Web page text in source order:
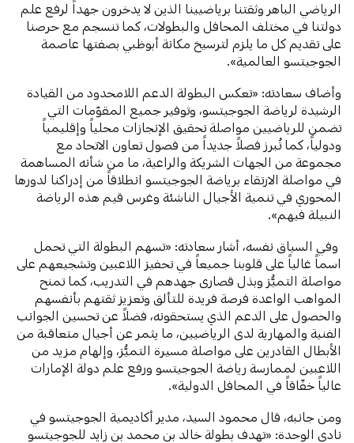
الرياضي الباهر وثقتنا برياضيينا الذين لا يدخرون جهداً لرفع علم
دولتنا في مختلف المحافل والبطولات، كما تنسجم مع حرصنا
على تقديم كل ما يلزم لترسيخ مكانة أبوظبي بصفتها عاصمة
الجوجيتسو العالمية».
وأضاف سعادته: «تعكس البطولة الدعم اللامحدود من القيادة
الرشيدة لرياضة الجوجيتسو، وتوفير جميع المقوّمات التي
تضمن للرياضيين مواصلة تحقيق الإنجازات محلياً وإقليمياً
ودولياً، كما تُبرز فصلاً جديداً من فصول تعاون الاتحاد مع
مجموعة من الجهات الشريكة والراعية، ما من شأنه المساهمة
في مواصلة الارتقاء برياضة الجوجيتسو انطلاقاً من إدراكنا لدورها
المحوري في تنمية الأجيال الناشئة وغرس قيم هذه الرياضة
النبيلة فيهم».
وفي السياق نفسه، أشار سعادته: «تسهم البطولة التي تحمل
اسماً غالياً على قلوبنا جميعاً في تحفيز اللاعبين وتشجيعهم على
مواصلة التميُّز وبذل قصارى جهدهم في التدريب، كما تمنح
المواهب الواعدة فرصة فريدة للتألق وتعزيز ثقتهم بأنفسهم
والحصول على الدعم الذي يستحقونه، فضلاً عن تحسين الجوانب
الفنية والمهارية لدى الرياضيين، ما يثمر عن أجيال متعاقبة من
الأبطال القادرين على مواصلة مسيرة التميُّز، وإلهام مزيد من
اللاعبين لممارسة رياضة الجوجيتسو ورفع علم دولة الإمارات
عالياً خفّاقاً في المحافل الدولية».
ومن جانبه، قال محمود السيد، مدير أكاديمية الجوجيتسو في
نادي الوحدة: «تهدف بطولة خالد بن محمد بن زايد للجوجيتسو